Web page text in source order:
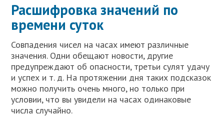
Расшифровка значений по
времени суток
Совпадения чисел на часах имеют различные
значения. Одни обещают новости, другие
предупреждают об опасности, третьи сулят удачу
и успех и т. д. На протяжении дня таких подсказок
можно получить очень много, но только при
условии, что вы увидели на часах одинаковые
числа случайно.